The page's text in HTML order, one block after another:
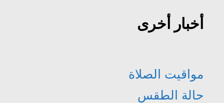
أخبار أخرى
مواقيت الصلاة
حالة الطقس